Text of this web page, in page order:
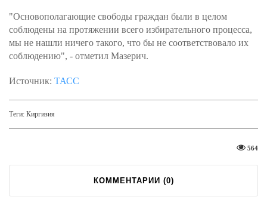
"Основополагающие свободы граждан были в целом
соблюдены на протяжении всего избирательного процесса,
мы не нашли ничего такого, что бы не соответствовало их
соблюдению", - отметил Мазерич.
Источник: ТАСС
Теги: Киргизия
564
КОММЕНТАРИИ (0)